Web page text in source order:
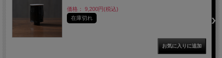
価格： 9,200円(税込)
在庫切れ